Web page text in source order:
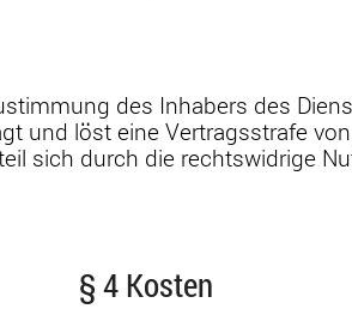
des Inhabers des
und löst eine Vertragsstrafe
sich durch die rechtswidrige
§ 4 Kosten